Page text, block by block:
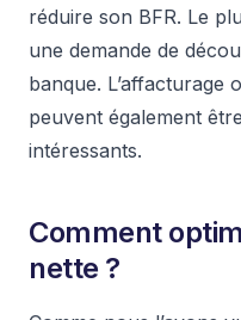
réduire son BFR. Le
une demande de
banque. L’affacturage
peuvent également
intéressants.
Comment
nette ?